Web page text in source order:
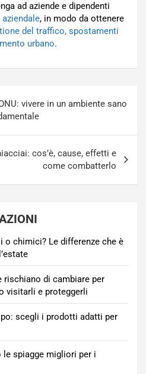
ad aziende e dipendenti
, in modo da ottenere
del traffico, spostamenti
urbano.
vivere in un ambiente sano
cos’è, cause, effetti e
come combatterlo
o chimici? Le differenze che è
rischiano di cambiare per
visitarli e proteggerli
scegli i prodotti adatti per
le spiagge migliori per i